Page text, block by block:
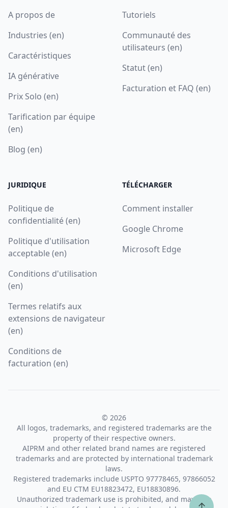
A propos de
Industries (en)
Caractéristiques
IA générative
Prix Solo (en)
Tarification par équipe
(en)
Blog (en)
Tutoriels
Communauté des
utilisateurs (en)
Statut (en)
Facturation et FAQ (en)
JURIDIQUE
Politique de
confidentialité (en)
Politique d'utilisation
acceptable (en)
Conditions d'utilisation
(en)
Termes relatifs aux
extensions de navigateur
(en)
Conditions de
facturation (en)
TÉLÉCHARGER
Comment installer
Google Chrome
Microsoft Edge
© 2026
All logos, trademarks, and registered trademarks are the
property of their respective owners.
AIPRM and other related brand names are registered
trademarks and are protected by international trademark
laws.
Registered trademarks include USPTO 97778465, 97866052
and EU CTM EU18823472, EU18830896.
Unauthorized trademark use is prohibited, and may be a